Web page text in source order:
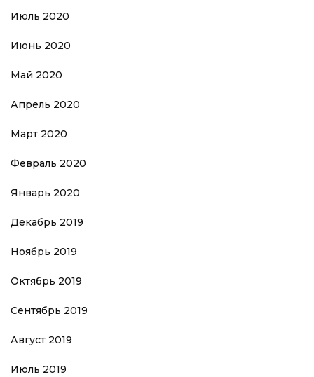
Июль 2020
Июнь 2020
Май 2020
Апрель 2020
Март 2020
Февраль 2020
Январь 2020
Декабрь 2019
Ноябрь 2019
Октябрь 2019
Сентябрь 2019
Август 2019
Июль 2019